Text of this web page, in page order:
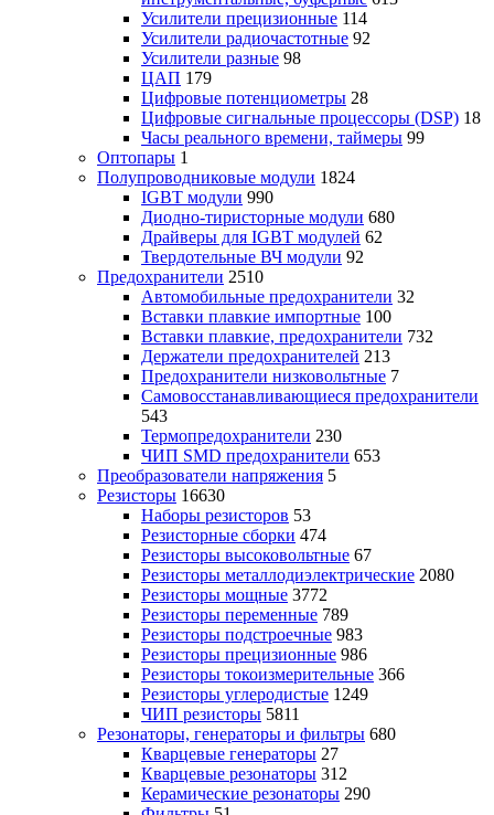
Усилители прецизионные 114
Усилители радиочастотные 92
Усилители разные 98
ЦАП 179
Цифровые потенциометры 28
Цифровые сигнальные процессоры (DSP) 18
Часы реального времени, таймеры 99
Оптопары 1
Полупроводниковые модули 1824
IGBT модули 990
Диодно-тиристорные модули 680
Драйверы для IGBT модулей 62
Твердотельные ВЧ модули 92
Предохранители 2510
Автомобильные предохранители 32
Вставки плавкие импортные 100
Вставки плавкие, предохранители 732
Держатели предохранителей 213
Предохранители низковольтные 7
Самовосстанавливающиеся предохранители
543
Термопредохранители 230
ЧИП SMD предохранители 653
Преобразователи напряжения 5
Резисторы 16630
Наборы резисторов 53
Резисторные сборки 474
Резисторы высоковольтные 67
Резисторы металлодиэлектрические 2080
Резисторы мощные 3772
Резисторы переменные 789
Резисторы подстроечные 983
Резисторы прецизионные 986
Резисторы токоизмерительные 366
Резисторы углеродистые 1249
ЧИП резисторы 5811
Резонаторы, генераторы и фильтры 680
Кварцевые генераторы 27
Кварцевые резонаторы 312
Керамические резонаторы 290